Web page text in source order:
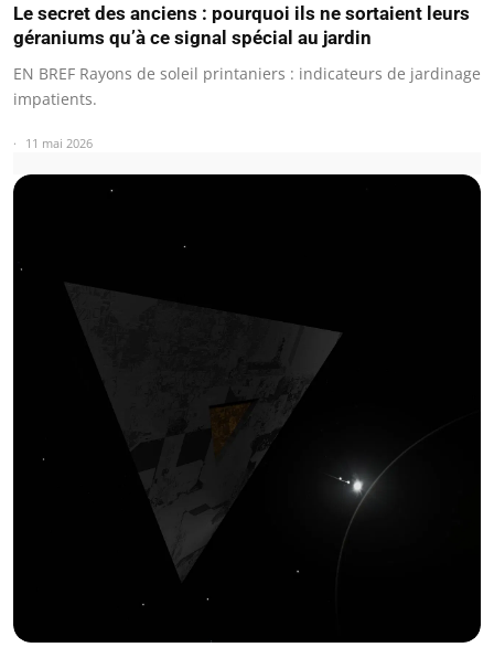
Le secret des anciens : pourquoi ils ne sortaient leurs
géraniums qu’à ce signal spécial au jardin
EN BREF Rayons de soleil printaniers : indicateurs de jardinage
impatients.
11 mai 2026